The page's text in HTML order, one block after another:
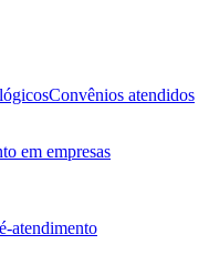
Convênios atendidos
em empresas
atendimento